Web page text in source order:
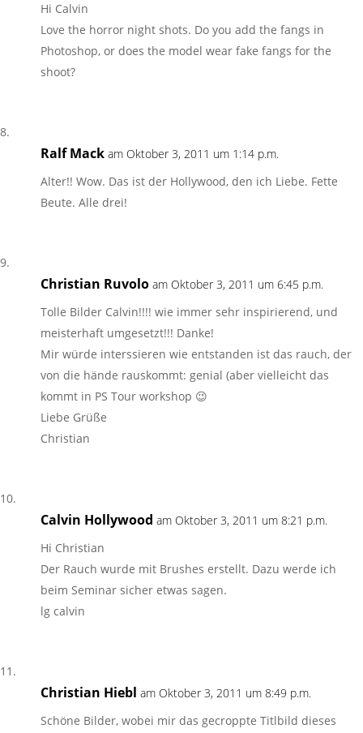
Hi Calvin
Love the horror night shots. Do you add the fangs in
Photoshop, or does the model wear fake fangs for the
shoot?
Ralf Mack am Oktober 3, 2011 um 1:14 p.m.
Alter!! Wow. Das ist der Hollywood, den ich Liebe. Fette
Beute. Alle drei!
Christian Ruvolo am Oktober 3, 2011 um 6:45 p.m.
Tolle Bilder Calvin!!!! wie immer sehr inspirierend, und
meisterhaft umgesetzt!!! Danke!
Mir würde interssieren wie entstanden ist das rauch, der
von die hände rauskommt: genial (aber vielleicht das
kommt in PS Tour workshop 😉
Liebe Grüße
Christian
Calvin Hollywood am Oktober 3, 2011 um 8:21 p.m.
Hi Christian
Der Rauch wurde mit Brushes erstellt. Dazu werde ich
beim Seminar sicher etwas sagen.
lg calvin
Christian Hiebl am Oktober 3, 2011 um 8:49 p.m.
Schöne Bilder, wobei mir das gecroppte Titlbild dieses